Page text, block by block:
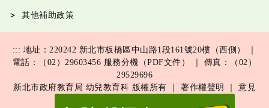
其他補助政策
::: 地址：220242 新北市板橋區中山路1段161號20樓（西側） ｜
電話：（02）29603456 服務分機（PDF文件）
｜ 傳真：（02）
29529696
新北市政府教育局 幼兒教育科 版權所有 ｜ 著作權聲明 意見